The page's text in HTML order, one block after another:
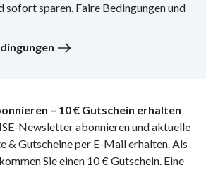
sofort sparen. Faire Bedingungen und
– 10 € Gutschein erhalten
Newsletter abonnieren und aktuelle
& Gutscheine per E-Mail erhalten. Als
Sie einen 10 € Gutschein. Eine